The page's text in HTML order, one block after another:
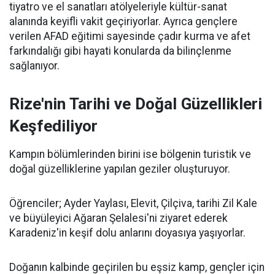
tiyatro ve el sanatları atölyeleriyle kültür-sanat
alanında keyifli vakit geçiriyorlar. Ayrıca gençlere
verilen AFAD eğitimi sayesinde çadır kurma ve afet
farkındalığı gibi hayati konularda da bilinçlenme
sağlanıyor.
Rize'nin Tarihi ve Doğal Güzellikleri
Keşfediliyor
Kampın bölümlerinden birini ise bölgenin turistik ve
doğal güzelliklerine yapılan geziler oluşturuyor.
Öğrenciler; Ayder Yaylası, Elevit, Çilçiva, tarihi Zil Kale
ve büyüleyici Ağaran Şelalesi'ni ziyaret ederek
Karadeniz'in keşif dolu anlarını doyasıya yaşıyorlar.
Doğanın kalbinde geçirilen bu eşsiz kamp, gençler için